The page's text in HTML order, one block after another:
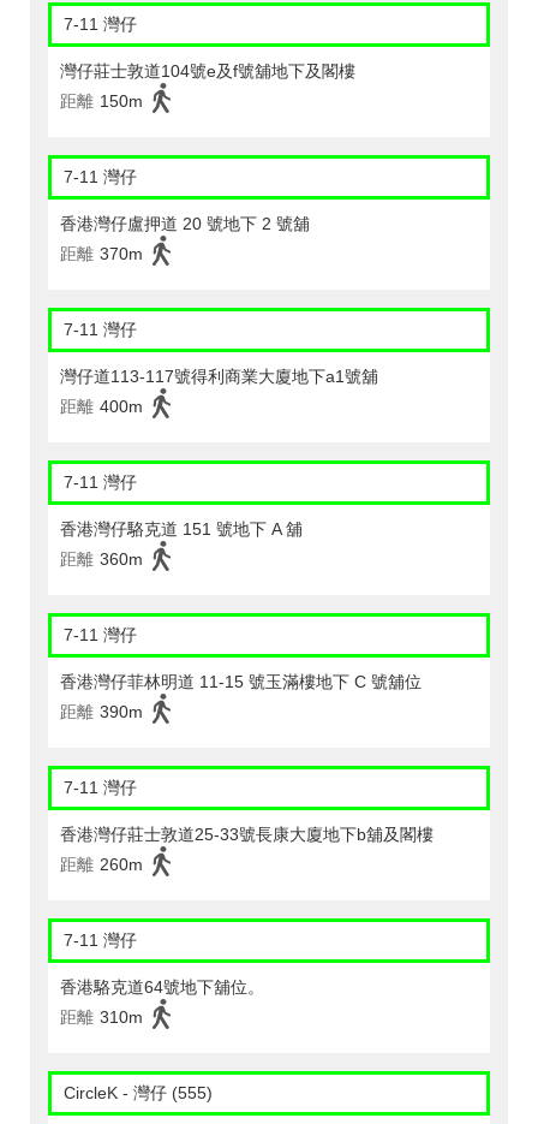
7-11 灣仔
灣仔莊士敦道104號e及f號舖地下及閣樓
距離 150m
7-11 灣仔
香港灣仔盧押道 20 號地下 2 號舖
距離 370m
7-11 灣仔
灣仔道113-117號得利商業大廈地下a1號舖
距離 400m
7-11 灣仔
香港灣仔駱克道 151 號地下 A 舖
距離 360m
7-11 灣仔
香港灣仔菲林明道 11-15 號玉滿樓地下 C 號舖位
距離 390m
7-11 灣仔
香港灣仔莊士敦道25-33號長康大廈地下b舖及閣樓
距離 260m
7-11 灣仔
香港駱克道64號地下舖位。
距離 310m
CircleK - 灣仔 (555)